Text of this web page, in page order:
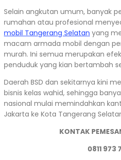
Selain angkutan umum, banyak
rumahan atau profesional
mobil Tangerang Selatan yang
macam armada mobil dengan
murah. Ini semua merupakan
penduduk yang kian bertambah
Daerah BSD dan sekitarnya kini
bisnis kelas wahid, sehingga
nasional mulai memindahkan
Jakarta ke Kota Tangerang
KONTAK
0811 973